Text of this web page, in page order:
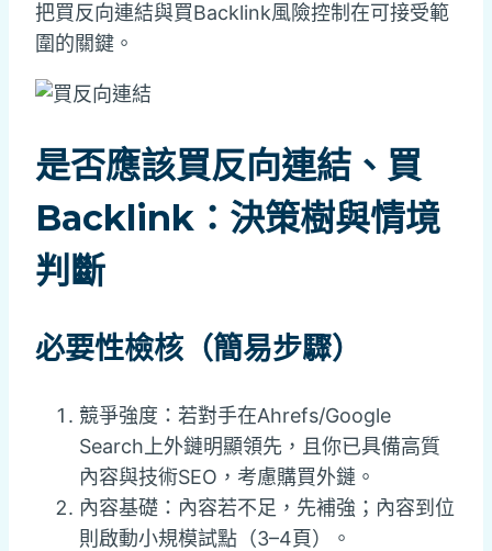
把買反向連結與買Backlink風險控制在可接受範
圍的關鍵。
是否應該買反向連結、買
Backlink：決策樹與情境
判斷
必要性檢核（簡易步驟）
競爭強度：若對手在Ahrefs/Google
Search上外鏈明顯領先，且你已具備高質
內容與技術SEO，考慮購買外鏈。
內容基礎：內容若不足，先補強；內容到位
則啟動小規模試點（3–4頁）。